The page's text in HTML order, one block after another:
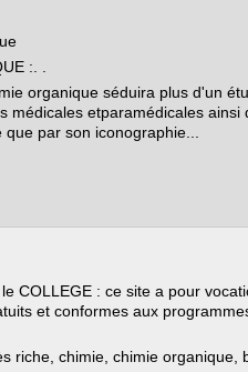
:. .
organique séduira plus d'un
médicales etparamédicales ainsi
par son iconographie...
COLLEGE : ce site a pour
et conformes aux
riche, chimie, chimie organique,